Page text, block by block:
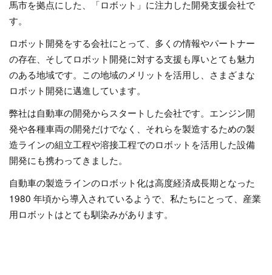
馬市を拠点にした、「ロボット」に注力した開発支援会社で
す。
ロボット開発をする会社にとって、多くの情報やパートナー
の存在、そしてロボット開発に対する支援も厚いとても魅力
のある地域です。この地域のメリットを活用し、さまざまな
ロボット開発に邁進しています。
弊社は自動車の開発からスタートした会社です。エンジン開
発や各種車両の開発だけでなく、それらを製造するための製
造ラインの組立工程や溶接工程でのロボットを活用した設備
開発にも携わってきました。
自動車の製造ラインのロボット化は高度経済成長期となった
1980 年頃から導入されているようで、私たちにとって、産業
用ロボットはとても馴染みがあります。